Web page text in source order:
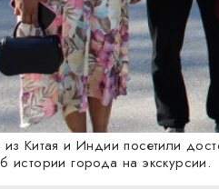
из Китая и Индии посетили
истории города на